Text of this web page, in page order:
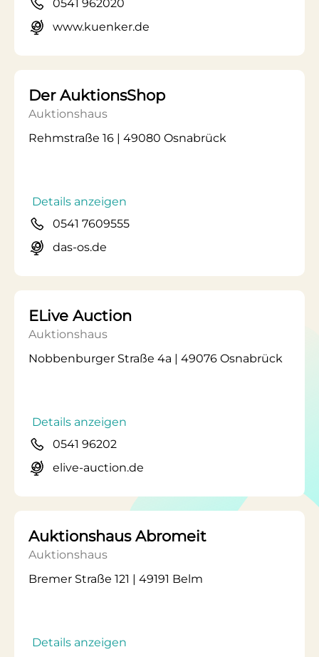
0541 962020
www.kuenker.de
Der AuktionsShop
Auktionshaus
Rehmstraße 16 | 49080 Osnabrück
Details anzeigen
0541 7609555
das-os.de
ELive Auction
Auktionshaus
Nobbenburger Straße 4a | 49076 Osnabrück
Details anzeigen
0541 96202
elive-auction.de
Auktionshaus Abromeit
Auktionshaus
Bremer Straße 121 | 49191 Belm
Details anzeigen